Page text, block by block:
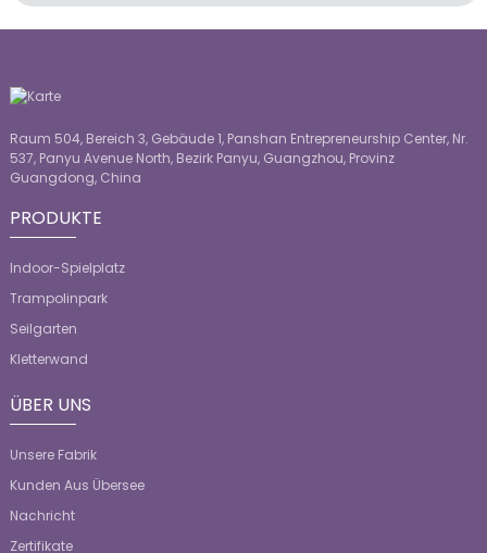
Raum 504, Bereich 3, Gebäude 1, Panshan Entrepreneurship Center, Nr.
537, Panyu Avenue North, Bezirk Panyu, Guangzhou, Provinz
Guangdong, China
PRODUKTE
Indoor-Spielplatz
Trampolinpark
Seilgarten
Kletterwand
ÜBER UNS
Unsere Fabrik
Kunden Aus Übersee
Nachricht
Zertifikate